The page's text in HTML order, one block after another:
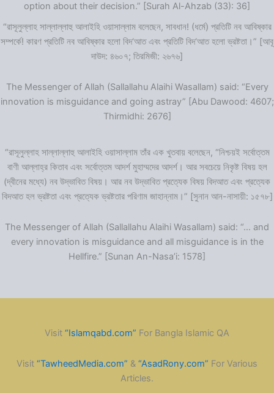
option about their decision.” [Surah Al-Ahzab (33): 36]
“রাসূলুল্লাহ সাল্লাল্লাহু আলাইহি ওয়াসাল্লাম বলেছেন, সাবধান! (ধর্মে) প্রতিটি নব আবিষ্কার
সম্পর্কে! কারণ প্রতিটি নব আবিষ্কার হলো বিদ‘আত এবং প্রতিটি বিদ‘আত হলো ভ্রষ্টতা।” [আবূ
দাউদ: ৪৬০৭; তিরমিজী: ২৬৭৬]
The Messenger of Allah (Sallallahu Alaihi Wasallam) said: “Every
innovation is misguidance and going astray” [Abu Dawood: 4607;
Thirmidhi: 2676]
“রাসূলুল্লাহ সাল্লাল্লাহু আলাইহি ওয়াসাল্লাম তাঁর এক খুতবায় বলেছেন, “নিশ্চয়ই সর্বোত্তম
বাণী আল্লাহ্‌র কিতাব এবং সর্বোত্তম আদর্শ মুহাম্মদের আদর্শ। আর সবচেয়ে নিকৃষ্ট বিষয় হল
(দ্বীনের মধ্যে) নব উদ্ভাবিত বিষয়। আর নব উদ্ভাবিত প্রত্যেক বিষয় বিদআত এবং প্রত্যেক
বিদআত হল ভ্রষ্টতা এবং প্রত্যেক ভ্রষ্টতার পরিণাম জাহান্নাম।” [সুনান আন-নাসায়ী: ১৫৭৮]
The Messenger of Allah (Sallallahu Alaihi Wasallam) said: “… and
every innovation is misguidance and all misguidance is in the
Hellfire.” [Sunan An-Nasa’i: 1578]
Visit “Islamqabd.com” For Bangla Islamic QA
Visit “TawheedMedia.com” & “AsadRony.com” For Various
Articles.